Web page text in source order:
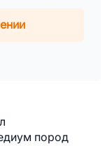
пород